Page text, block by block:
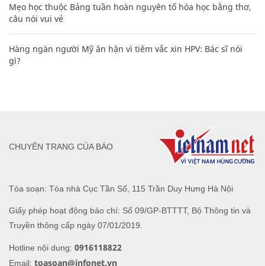
Mẹo học thuộc Bảng tuần hoàn nguyên tố hóa học bằng thơ,
câu nói vui vẻ
Hàng ngàn người Mỹ ân hận vì tiêm vắc xin HPV: Bác sĩ nói
gì?
Tòa soạn: Tòa nhà Cục Tần Số, 115 Trần Duy Hưng Hà Nội
Giấy phép hoạt động báo chí: Số 09/GP-BTTTT, Bộ Thông tin và
Truyền thông cấp ngày 07/01/2019.
Hotline nội dung: 0916118822
Email: toasoan@infonet.vn
CHUYÊN TRANG CỦA BÁO